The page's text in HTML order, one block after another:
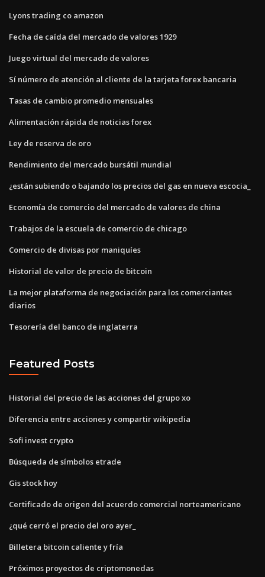
Lyons trading co amazon
Fecha de caída del mercado de valores 1929
Juego virtual del mercado de valores
Sí número de atención al cliente de la tarjeta forex bancaria
Tasas de cambio promedio mensuales
Alimentación rápida de noticias forex
Ley de reserva de oro
Rendimiento del mercado bursátil mundial
¿están subiendo o bajando los precios del gas en nueva escocia_
Economía de comercio del mercado de valores de china
Trabajos de la escuela de comercio de chicago
Comercio de divisas por maniquíes
Historial de valor de precio de bitcoin
La mejor plataforma de negociación para los comerciantes
diarios
Tesorería del banco de inglaterra
Featured Posts
Historial del precio de las acciones del grupo xo
Diferencia entre acciones y compartir wikipedia
Sofi invest crypto
Búsqueda de símbolos etrade
Gis stock hoy
Certificado de origen del acuerdo comercial norteamericano
¿qué cerró el precio del oro ayer_
Billetera bitcoin caliente y fría
Próximos proyectos de criptomonedas